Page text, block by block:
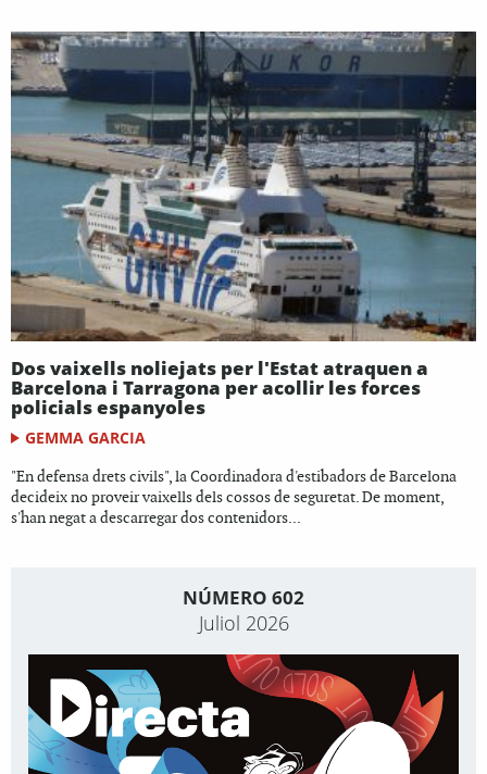
Dos vaixells noliejats per l'Estat atraquen a
Barcelona i Tarragona per acollir les forces
policials espanyoles
GEMMA GARCIA
"En defensa drets civils", la Coordinadora d'estibadors de Barcelona
decideix no proveir vaixells dels cossos de seguretat. De moment,
s'han negat a descarregar dos contenidors...
NÚMERO 602
Juliol 2026